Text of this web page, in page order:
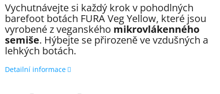
Vychutnávejte si každý krok v pohodlných
barefoot botách FURA Veg Yellow, které jsou
vyrobené z veganského mikrovlákenného
semiše. Hýbejte se přirozeně ve vzdušných a
lehkých botách.
Detailní informace